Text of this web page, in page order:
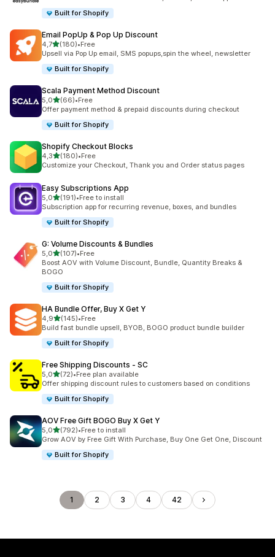
Built for Shopify
Email PopUp & Pop Up Discount
4,7de 5 estrelas
(180)
180 total de avaliações
•Free
Upsell via Pop Up email, SMS popups,spin the wheel, newsletter
Built for Shopify
Scala Payment Method Discount
5,0de 5 estrelas
(66)
66 total de avaliações
•Free
Offer payment method & prepaid discounts during checkout
Built for Shopify
Shopify Checkout Blocks
4,3de 5 estrelas
(180)
180 total de avaliações
•Free
Customize your Checkout, Thank you and Order status pages
Easy Subscriptions App
5,0de 5 estrelas
(191)
191 total de avaliações
•Free to install
Subscription app for recurring revenue, boxes, and bundles
Built for Shopify
G: Volume Discounts & Bundles
5,0de 5 estrelas
(107)
107 total de avaliações
•Free
Boost AOV with Volume Discount, Bundle, Quantity Breaks &
BOGO
Built for Shopify
HA Bundle Offer, Buy X Get Y
4,9de 5 estrelas
(145)
145 total de avaliações
•Free
Build fast bundle upsell, BYOB, BOGO product bundle builder
Built for Shopify
Free Shipping Discounts ‑ SC
5,0de 5 estrelas
(72)
72 total de avaliações
•Free plan available
Offer shipping discount rules to customers based on conditions
Built for Shopify
AOV Free Gift BOGO Buy X Get Y
5,0de 5 estrelas
(792)
792 total de avaliações
•Free to install
Grow AOV by Free Gift With Purchase, Buy One Get One, Discount
Built for Shopify
1 2 3 4 42